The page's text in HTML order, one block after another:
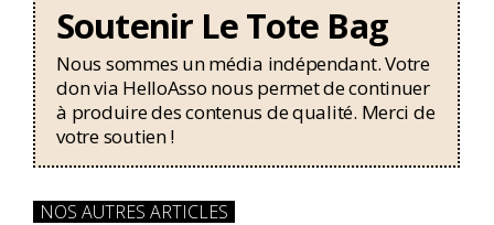
Soutenir Le Tote Bag
Nous sommes un média indépendant. Votre
don via HelloAsso nous permet de continuer
à produire des contenus de qualité. Merci de
votre soutien !
NOS AUTRES ARTICLES